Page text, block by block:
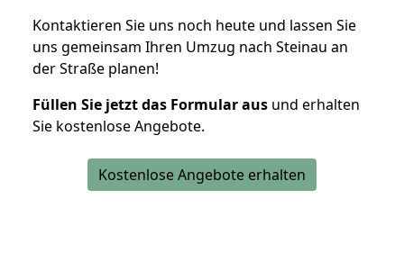
Kontaktieren Sie uns noch heute und lassen Sie
uns gemeinsam Ihren Umzug nach Steinau an
der Straße planen!
Füllen Sie jetzt das Formular aus und erhalten
Sie kostenlose Angebote.
Kostenlose Angebote erhalten